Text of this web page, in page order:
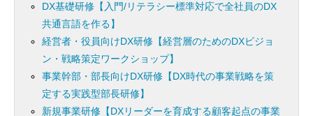
DX基礎研修【入門/リテラシー標準対応で全社員のDX
共通言語を作る】
経営者・役員向けDX研修【経営層のためのDXビジョ
ン・戦略策定ワークショップ】
事業幹部・部長向けDX研修【DX時代の事業戦略を策
定する実践型部長研修】
新規事業研修【DXリーダーを育成する顧客起点の事業